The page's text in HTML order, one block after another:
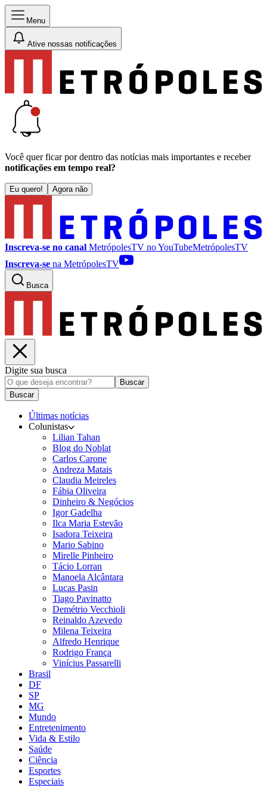
Menu
Ative nossas notificações
Você quer ficar por dentro das notícias mais importantes e receber
notificações em tempo real?
Eu quero! Agora não
Inscreva-se no canal MetrópolesTV noYouTubeMetrópolesTV
Inscreva-se na MetrópolesTV
Busca
Digite sua busca
Buscar
Buscar
Últimas notícias
Colunistas
Lilian Tahan
Blog do Noblat
Carlos Carone
Andreza Matais
Claudia Meireles
Fábia Oliveira
Dinheiro & Negócios
Igor Gadelha
Ilca Maria Estevão
Isadora Teixeira
Mario Sabino
Mirelle Pinheiro
Tácio Lorran
Manoela Alcântara
Lucas Pasin
Tiago Pavinatto
Demétrio Vecchioli
Reinaldo Azevedo
Milena Teixeira
Alfredo Henrique
Rodrigo França
Vinícius Passarelli
Brasil
DF
SP
MG
Mundo
Entretenimento
Vida & Estilo
Saúde
Ciência
Esportes
Especiais